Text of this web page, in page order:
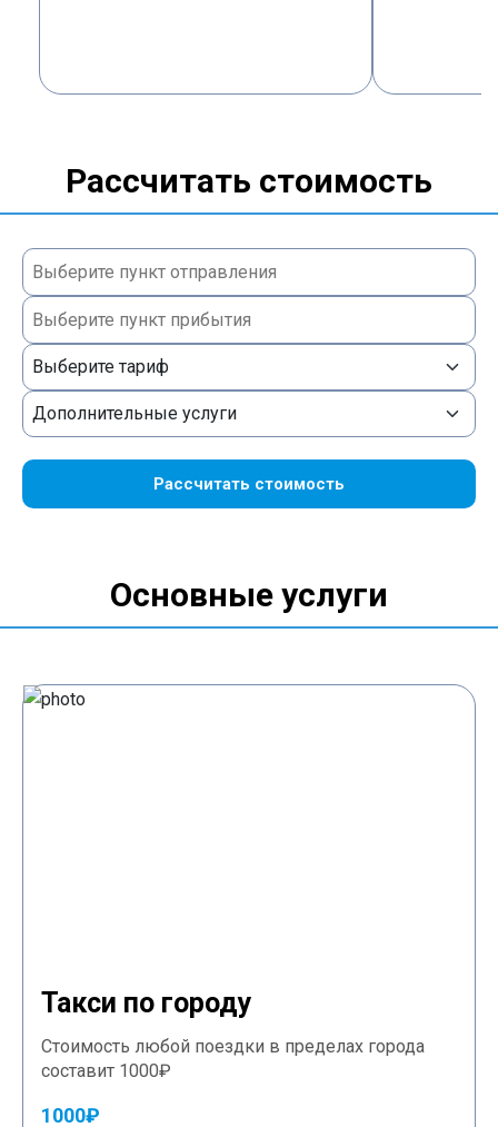
Рассчитать стоимость
Рассчитать стоимость
Основные услуги
Такси по городу
Стоимость любой поездки в пределах города
составит 1000₽
1000₽